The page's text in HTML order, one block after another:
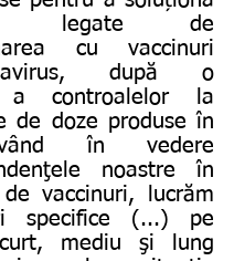
legate de
cu vaccinuri
după o
a controalelor la
de doze produse în
în vedere
noastre în
vaccinuri, ⁣lucrăm
specifice (...) pe
mediu şi lung